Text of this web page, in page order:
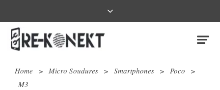
Home > Micro Soudures > Smartphones > Poco
>
M3